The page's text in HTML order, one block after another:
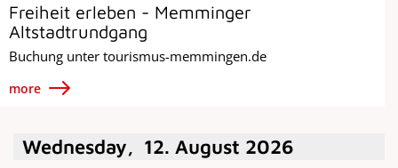
Freiheit erleben - Memminger
Altstadtrundgang
Buchung unter tourismus-memmingen.de
more
Wednesday, 12. August 2026